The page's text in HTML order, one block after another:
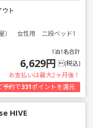
ト
） 女性用 二段ベッド1
1泊1名合計
6,629円 (税込)
お支払いは最大2ヶ月後！
予約で331ポイントを還元
HIVE